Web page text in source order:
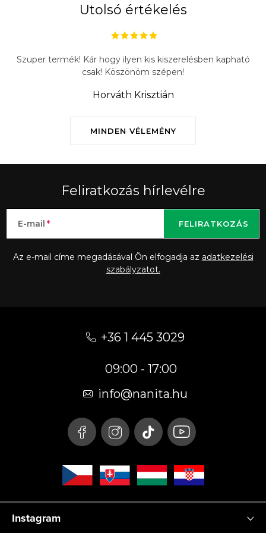
Utolsó értékelés
MINDEN VÉLEMÉNY
Szuper termék! Kár hogy ilyen kis kiszerelésben kapható
csak! Köszönöm szépen!
Horváth Krisztián
Feliratkozás hírlevélre
E-mail
Az e-mail címe megadásával Ön elfogadja az adatkezelési
szabályzatot.
FELIRATKOZÁS
+36 1 445 3029
09:00 - 17:00
info@nanita.hu
Instagram